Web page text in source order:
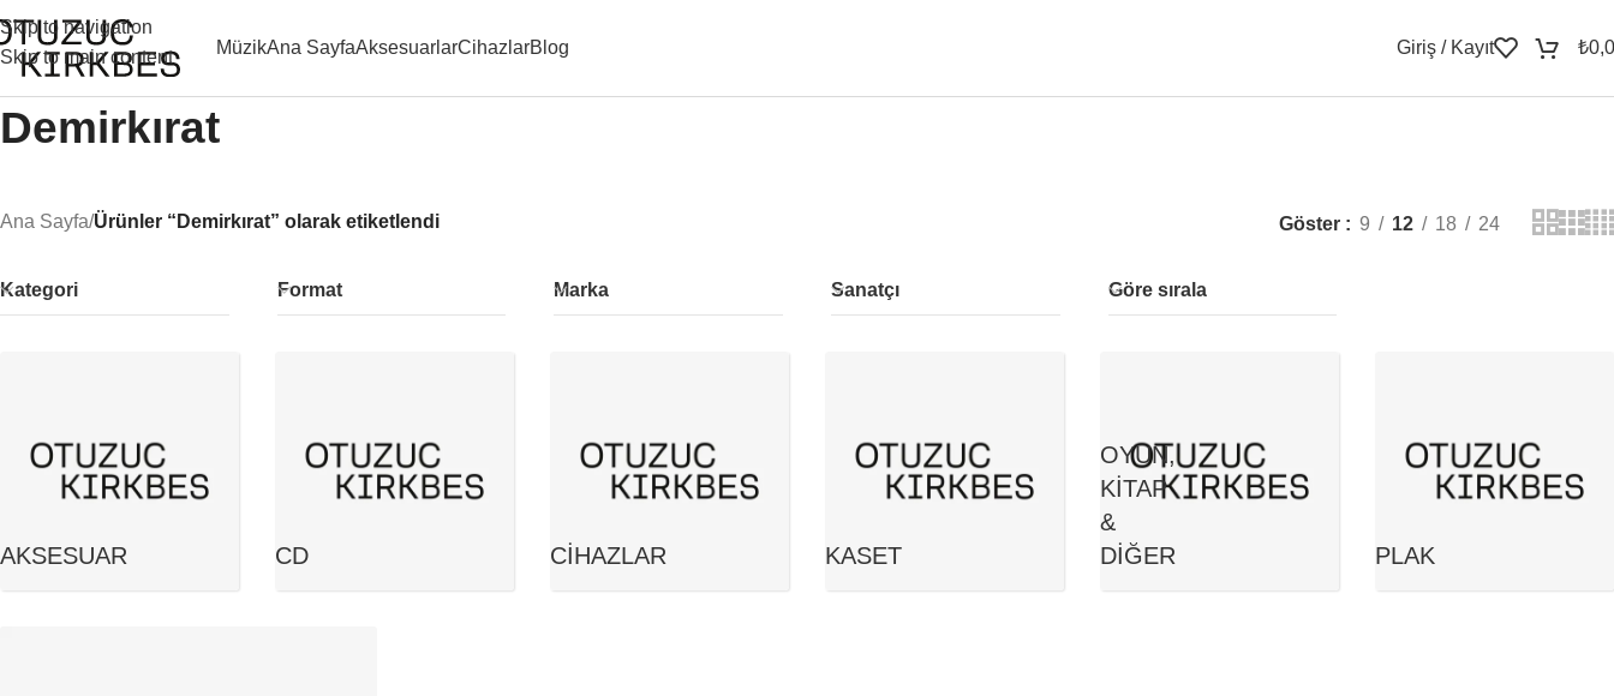
Skip to navigation
Skip to main content
MüzikAna SayfaAksesuarlarCihazlarBlog Giriş / Kayıt ₺
Demirkırat
Ana Sayfa/Ürünler “Demirkırat” olarak etiketlendi Göster 9 12 18 24
Kategori Format Marka Sanatçı Göre sırala
AKSESUAR CD CIHAZLAR KASET
OYUN,
KITAP
&
DIĞER
PLAK